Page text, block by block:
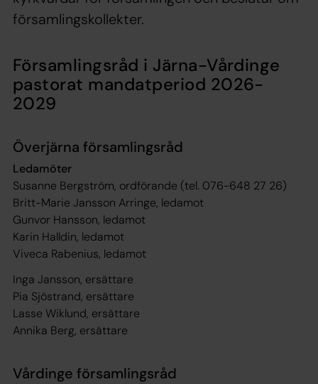
församlingskollekter.
Församlingsråd i Järna-Vårdinge
pastorat mandatperiod 2026-
2029
Överjärna församlingsråd
Ledamöter
Susanne Bergström, ordförande (tel. 076-648 27 26)
Britt-Marie Jansson Arringe, ledamot
Gunvor Hansson, ledamot
Karin Halldin, ledamot
Viveca Rabenius, ledamot
Inga Jansson, ersättare
Pia Sjöstrand, ersättare
Lasse Wiklund, ersättare
Annika Berg, ersättare
Vårdinge församlingsråd